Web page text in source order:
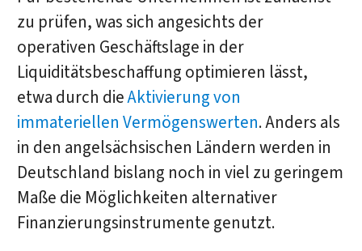
zu prüfen, was sich angesichts der
operativen Geschäftslage in der
Liquiditätsbeschaffung optimieren lässt,
etwa durch dieAktivierung von
immateriellen Vermögenswerten. Anders als
in den angelsächsischen Ländern werden in
Deutschland bislang noch in viel zu geringem
Maße die Möglichkeiten alternativer
Finanzierungsinstrumente genutzt.